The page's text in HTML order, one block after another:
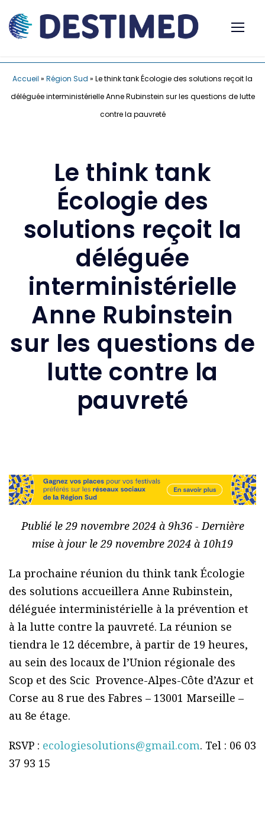
Accueil » Région Sud » Le think tank Écologie des solutions reçoit la
déléguée interministérielle Anne Rubinstein sur les questions de lutte
contre la pauvreté
Le think tank
Écologie des
solutions reçoit la
déléguée
interministérielle
Anne Rubinstein
sur les questions de
lutte contre la
pauvreté
Publié le 29 novembre 2024 à 9h36 - Dernière
mise à jour le 29 novembre 2024 à 10h19
La prochaine réunion du think tank Écologie
des solutions accueillera Anne Rubinstein,
déléguée interministérielle à la prévention et
à la lutte contre la pauvreté. La réunion se
tiendra le 12 décembre, à partir de 19 heures,
au sein des locaux de l’Union régionale des
Scop et des Scic Provence-Alpes-Côte d’Azur et
Corse au 8 rue des Fabres – 13001 Marseille –
au 8e étage.
RSVP : ecologiesolutions@gmail.com. Tel : 06 03
37 93 15